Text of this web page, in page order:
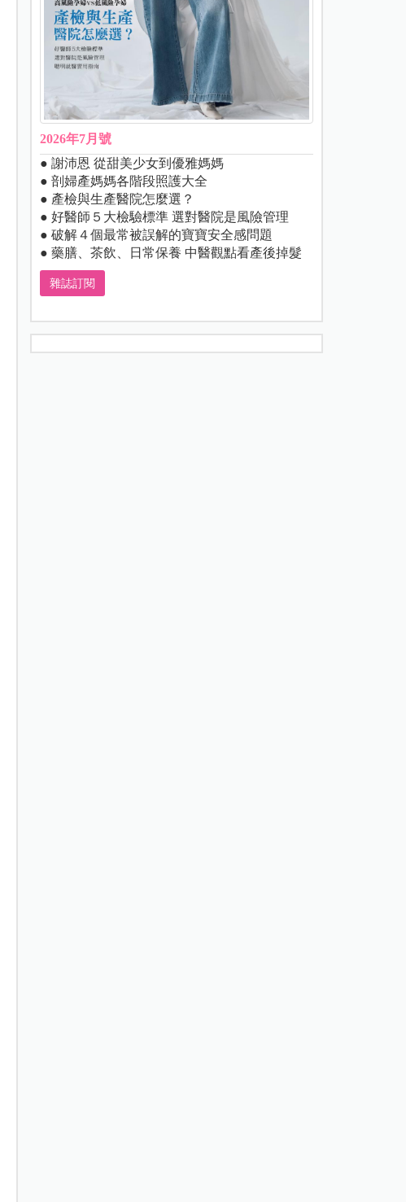
2026年7月號
● 謝沛恩 從甜美少女到優雅媽媽
● 剖婦產媽媽各階段照護大全
● 產檢與生產醫院怎麼選？
● 好醫師５大檢驗標準 選對醫院是風險管理
● 破解４個最常被誤解的寶寶安全感問題
● 藥膳、茶飲、日常保養 中醫觀點看產後掉髮
雜誌訂閱